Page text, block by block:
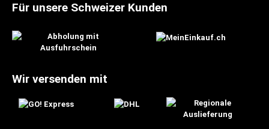
Für unsere Schweizer Kunden
Wir versenden mit